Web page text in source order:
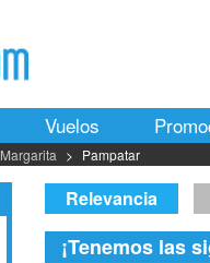
Vuelos
Margarita Pampatar
Relevancia
¡Tenemos las